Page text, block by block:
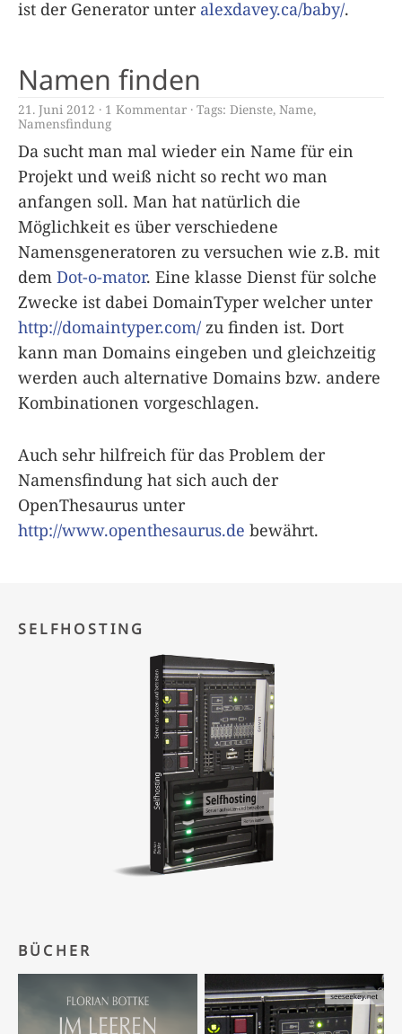
ist der Generator unter alexdavey.ca/baby/.
Namen finden
21. Juni 2012 1 Kommentar Tags: Dienste, Name,
Namensfindung
Da sucht man mal wieder ein Name für ein
Projekt und weiß nicht so recht wo man
anfangen soll. Man hat natürlich die
Möglichkeit es über verschiedene
Namensgeneratoren zu versuchen wie z.B. mit
dem Dot-o-mator. Eine klasse Dienst für solche
Zwecke ist dabei DomainTyper welcher unter
http://domaintyper.com/ zu finden ist. Dort
kann man Domains eingeben und gleichzeitig
werden auch alternative Domains bzw. andere
Kombinationen vorgeschlagen.
Auch sehr hilfreich für das Problem der
Namensfindung hat sich auch der
OpenThesaurus unter
http://www.openthesaurus.de bewährt.
SELFHOSTING
BÜCHER